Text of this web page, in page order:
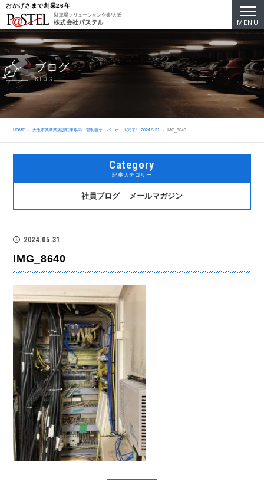
おかげさまで創業26年
駐車場ソリューション企業/大阪
ブログ
BLOG
HOME 大阪市某商業施設駐車場内 管制盤オーバーホール完了! 2024.5.31 IMG_8640
Category
記事カテゴリー
社員ブログ メールマガジン
2024.05.31
IMG_8640
MENU